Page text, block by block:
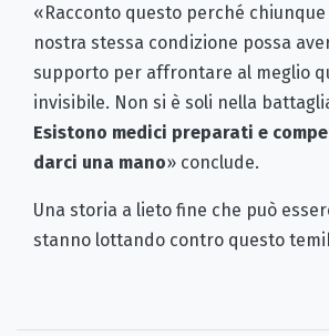
«Racconto questo perché
nostra stessa condizione possa
supporto per affrontare al meglio
invisibile. Non si è soli nella
Esistono medici preparati e
darci una mano» conclude.
Una storia a lieto fine che può
stanno lottando contro questo